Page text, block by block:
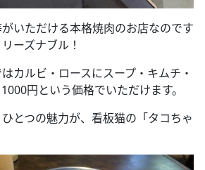
いただける本格焼肉のお店なのです
ーズナブル！
カルビ・ロースにスープ・キムチ・
1000円という価格でいただけます。
とつの魅力が、看板猫の「タコちゃ